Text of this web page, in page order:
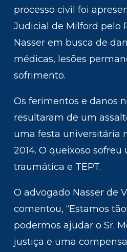
processo civil foi
Judicial de Milford pelo
Nasser em busca de
médicas, lesões
sofrimento.
Os ferimentos e danos
resultaram de um
uma festa universitária
2014. O queixoso sofreu
traumática e TEPT.
O advogado Nasser de
comentou, “Estamos
podermos ajudar o Sr.
justiça e uma